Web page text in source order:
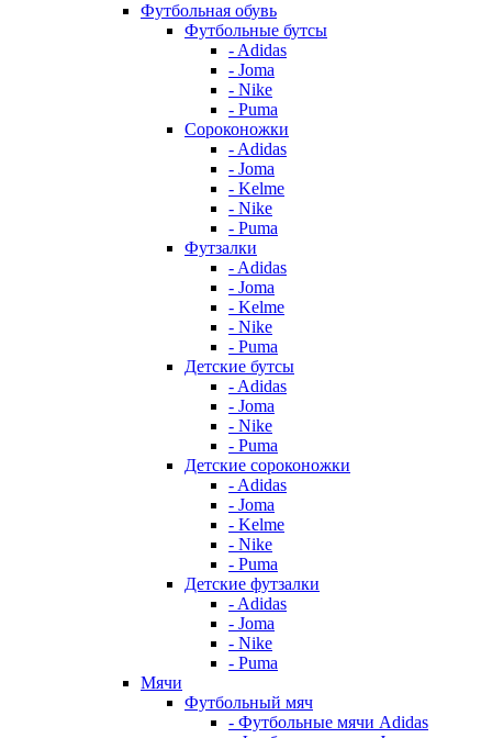
Футбольная обувь
Футбольные бутсы
- Adidas
- Joma
- Nike
- Puma
Сороконожки
- Adidas
- Joma
- Kelme
- Nike
- Puma
Футзалки
- Adidas
- Joma
- Kelme
- Nike
- Puma
Детские бутсы
- Adidas
- Joma
- Nike
- Puma
Детские сороконожки
- Adidas
- Joma
- Kelme
- Nike
- Puma
Детские футзалки
- Adidas
- Joma
- Nike
- Puma
Мячи
Футбольный мяч
- Футбольные мячи Adidas